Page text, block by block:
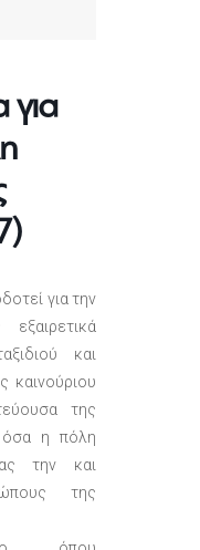
για την
και
καινούριου
της
όσα η πόλη
την και
της